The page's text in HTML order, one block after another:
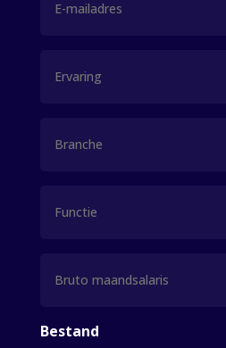
mailadres
maandsalaris
Bestand